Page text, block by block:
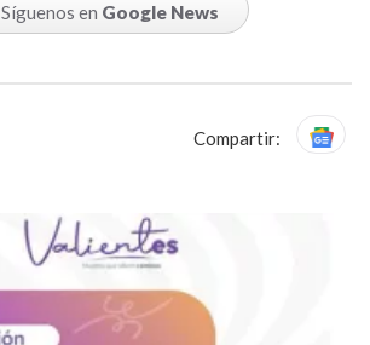
Síguenos en Google News
Compartir: